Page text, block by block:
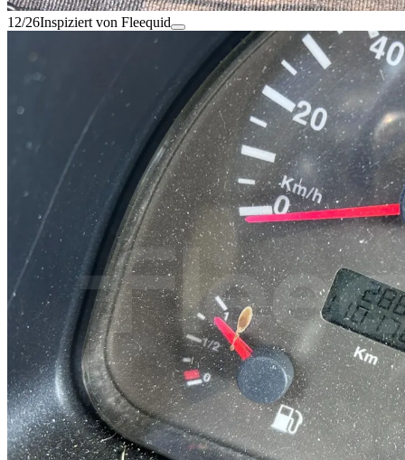
12/26Inspiziert von Fleequid